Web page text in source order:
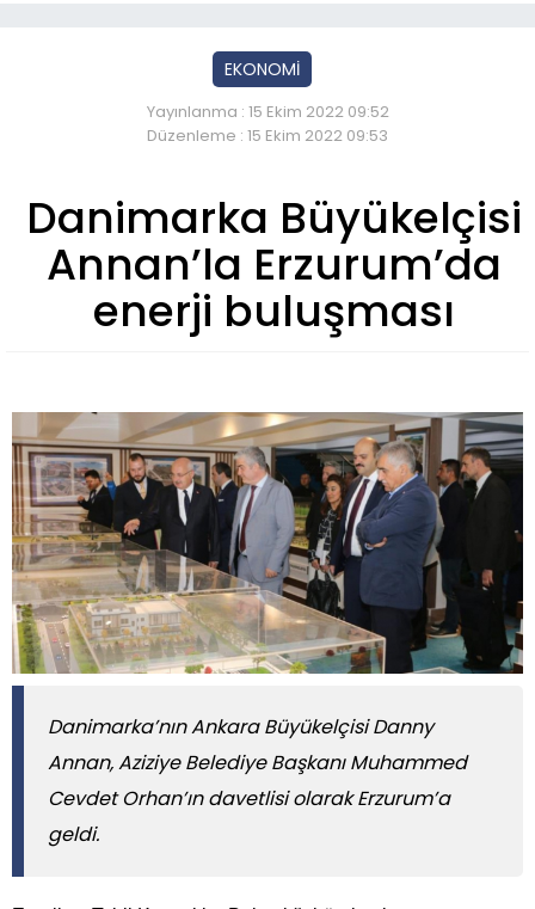
EKONOMİ
Yayınlanma : 15 Ekim 2022 09:52
Düzenleme : 15 Ekim 2022 09:53
Danimarka Büyükelçisi
Annan’la Erzurum’da
enerji buluşması
Danimarka’nın Ankara Büyükelçisi Danny
Annan, Aziziye Belediye Başkanı Muhammed
Cevdet Orhan’ın davetlisi olarak Erzurum’a
geldi.